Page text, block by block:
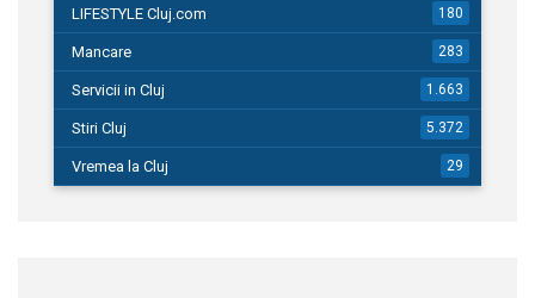
LIFESTYLE Cluj.com 180
Mancare 283
Servicii in Cluj 1.663
Stiri Cluj 5.372
Vremea la Cluj 29